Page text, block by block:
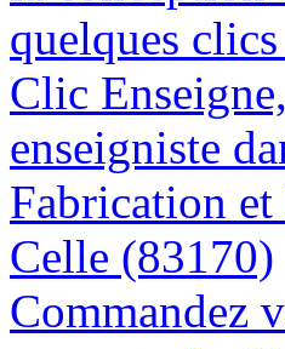
quelques
Clic
enseigniste
Fabrication
Celle (83170)
Commandez